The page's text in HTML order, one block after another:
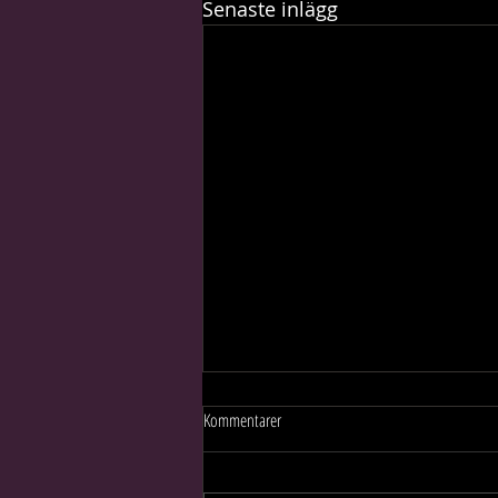
Senaste inlägg
Kommentarer